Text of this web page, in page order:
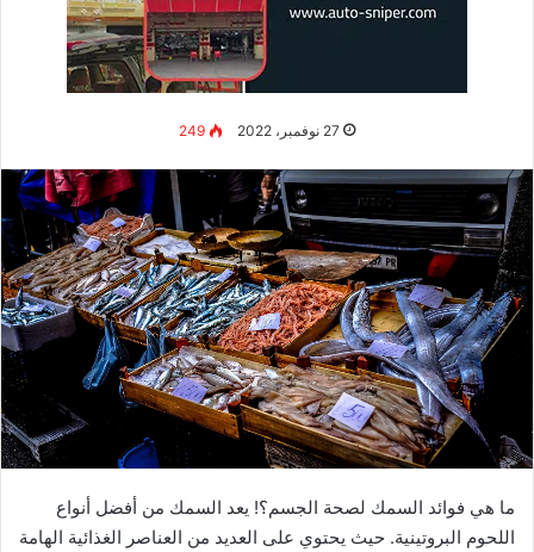
27 نوفمبر، 2022 249
ما هي فوائد السمك لصحة الجسم؟! يعد السمك من أفضل أنواع
اللحوم البروتينية. حيث يحتوي على العديد من العناصر الغذائية الهامة